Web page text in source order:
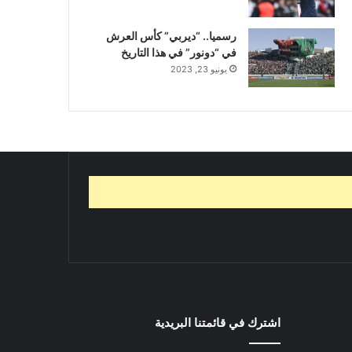
رسميا.. “ديربي” كأس العرش
في “دونور” في هذا التاريخ
يونيو 23, 2023
اشترك في قائمتنا البريدية